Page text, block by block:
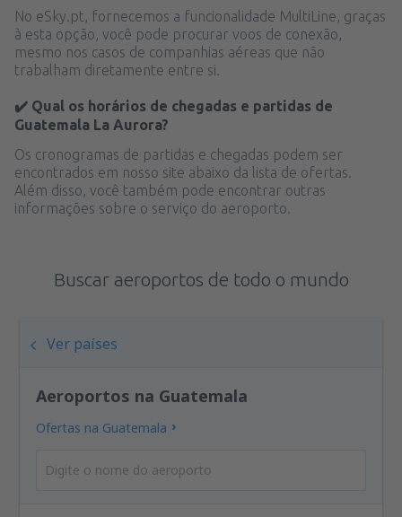
No eSky.pt, fornecemos a funcionalidade MultiLine, graças
à esta opção, você pode procurar voos de conexão,
mesmo nos casos de companhias aéreas que não
trabalham diretamente entre si.
✔️ Qual os horários de chegadas e partidas de
Guatemala La Aurora?
Os cronogramas de partidas e chegadas podem ser
encontrados em nosso site abaixo da lista de ofertas.
Além disso, você também pode encontrar outras
informações sobre o serviço do aeroporto.
Buscar aeroportos de todo o mundo
Ver países
Aeroportos na Guatemala
Ofertas na Guatemala